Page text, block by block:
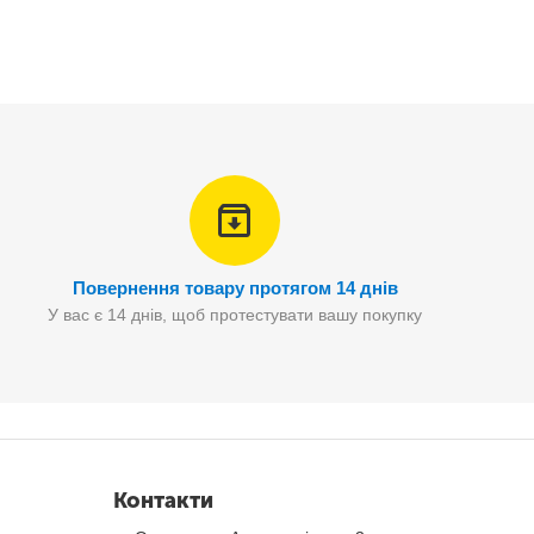
Повернення товару протягом 14 днів
У вас є 14 днів, щоб протестувати вашу покупку
Контакти